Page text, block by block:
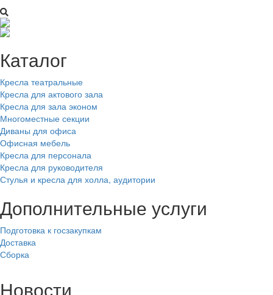
Каталог
Кресла театральные
Кресла для актового зала
Кресла для зала эконом
Многоместные секции
Диваны для офиса
Офисная мебель
Кресла для персонала
Кресла для руководителя
Стулья и кресла для холла, аудитории
Дополнительные услуги
Подготовка к госзакупкам
Доставка
Сборка
Новости